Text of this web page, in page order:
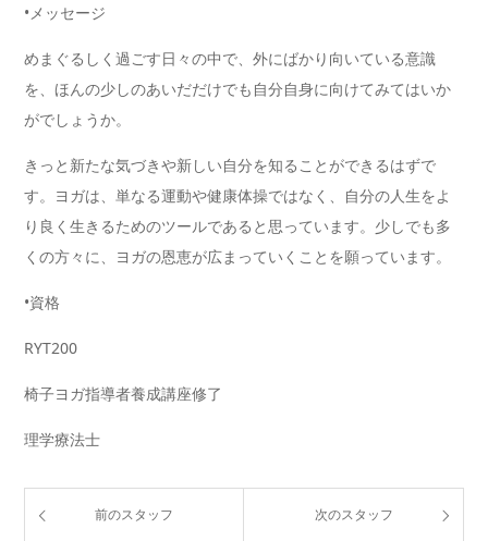
•メッセージ
めまぐるしく過ごす日々の中で、外にばかり向いている意識
を、ほんの少しのあいだだけでも自分自身に向けてみてはいか
がでしょうか。
きっと新たな気づきや新しい自分を知ることができるはずで
す。ヨガは、単なる運動や健康体操ではなく、自分の人生をよ
り良く生きるためのツールであると思っています。少しでも多
くの方々に、ヨガの恩恵が広まっていくことを願っています。
•資格
RYT200
椅子ヨガ指導者養成講座修了
理学療法士
前のスタッフ 次のスタッフ